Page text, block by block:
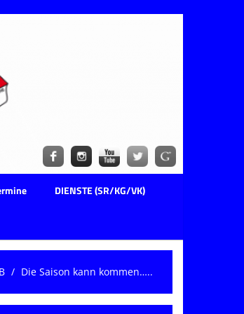
DIENSTE (SR/KG/VK)
Die Saison kann kommen…..